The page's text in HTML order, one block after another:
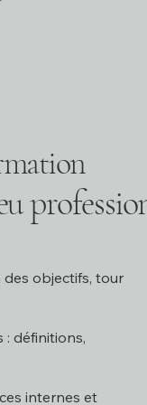
objectifs, tour
: définitions,
internes et